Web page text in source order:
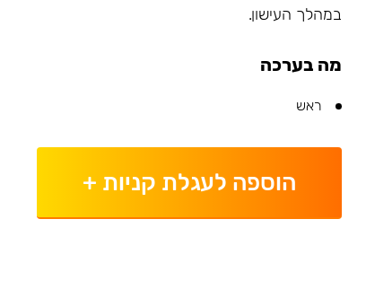
במהלך העישון.
מה בערכה
ראש
הוספה לעגלת קניות +